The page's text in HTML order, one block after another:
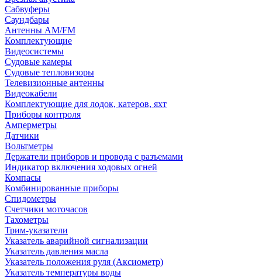
Сабвуферы
Саундбары
Антенны AM/FM
Комплектующие
Видеосистемы
Судовые камеры
Cудовые тепловизоры
Телевизионные антенны
Видеокабели
Комплектующие для лодок, катеров, яхт
Приборы контроля
Амперметры
Датчики
Вольтметры
Держатели приборов и провода с разъемами
Индикатор включения ходовых огней
Компасы
Комбинированные приборы
Спидометры
Счетчики моточасов
Тахометры
Трим-указатели
Указатель аварийной сигнализации
Указатель давления масла
Указатель положения руля (Аксиометр)
Указатель температуры воды